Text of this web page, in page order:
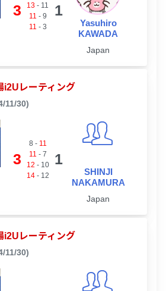
3
13 - 11
11 - 9
11 - 3
1
Yasuhiro
KAWADA
Japan
i2Uレーティング
11/30)
3
8 - 11
11 - 7
12 - 10
14- 12
1
SHINJI
NAKAMURA
Japan
i2Uレーティング
11/30)